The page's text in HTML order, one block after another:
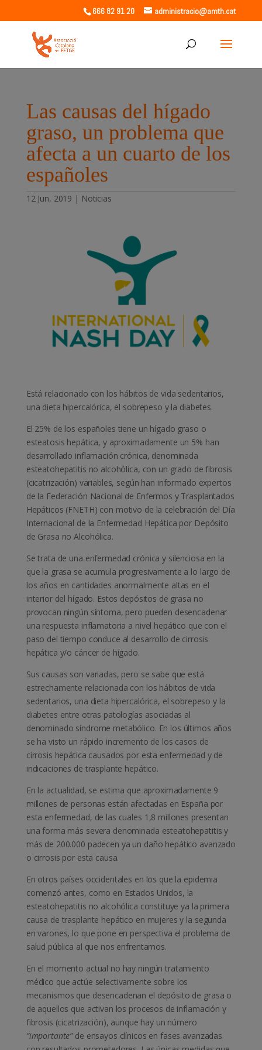
666 82 91 20 administracio@amth.cat
Las causas del hígado
graso, un problema que
afecta a un cuarto de los
españoles
12 Jun, 2019 | Noticias
Está relacionado con los hábitos de vida sedentarios,
una dieta hipercalórica, el sobrepeso y la diabetes.
El 25% de los españoles tiene un hígado graso o
esteatosis hepática, y aproximadamente un 5% han
desarrollado inflamación crónica, denominada
esteatohepatitis no alcohólica, con un grado de fibrosis
(cicatrización) variables, según han informado expertos
de la Federación Nacional de Enfermos y Trasplantados
Hepáticos (FNETH) con motivo de la celebración del Día
Internacional de la Enfermedad Hepática por Depósito
de Grasa no Alcohólica.
Se trata de una enfermedad crónica y silenciosa en la
que la grasa se acumula progresivamente a lo largo de
los años en cantidades anormalmente altas en el
interior del hígado. Estos depósitos de grasa no
provocan ningún síntoma, pero pueden desencadenar
una respuesta inflamatoria a nivel hepático que con el
paso del tiempo conduce al desarrollo de cirrosis
hepática y/o cáncer de hígado.
Sus causas son variadas, pero se sabe que está
estrechamente relacionada con los hábitos de vida
sedentarios, una dieta hipercalórica, el sobrepeso y la
diabetes entre otras patologías asociadas al
denominado síndrome metabólico. En los últimos años
se ha visto un rápido incremento de los casos de
cirrosis hepática causados por esta enfermedad y de
indicaciones de trasplante hepático.
En la actualidad, se estima que aproximadamente 9
millones de personas están afectadas en España por
esta enfermedad, de las cuales 1,8 millones presentan
una forma más severa denominada esteatohepatitis y
más de 200.000 padecen ya un daño hepático avanzado
o cirrosis por esta causa.
En otros países occidentales en los que la epidemia
comenzó antes, como en Estados Unidos, la
esteatohepatitis no alcohólica constituye ya la primera
causa de trasplante hepático en mujeres y la segunda
en varones, lo que pone en perspectiva el problema de
salud pública al que nos enfrentamos.
En el momento actual no hay ningún tratamiento
médico que actúe selectivamente sobre los
mecanismos que desencadenan el depósito de grasa o
de aquellos que activan los procesos de inflamación y
fibrosis (cicatrización), aunque hay un número
“importante”de ensayos clínicos en fases avanzadas